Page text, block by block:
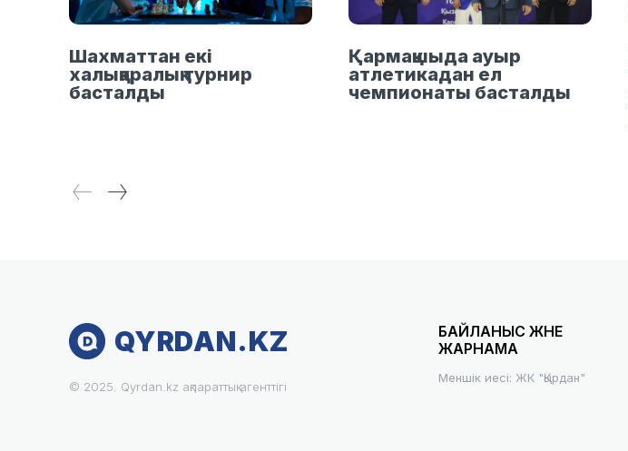
Шахматтан екі
халықаралық турнир
басталды
Қармақшыда ауыр
атлетикадан ел
чемпионаты басталды
QYRDAN.KZ
© 2025. Qyrdan.kz ақпараттық агенттігі
БАЙЛАНЫС ЖӘНЕ
ЖАРНАМА
Меншік иесі: ЖК "Қырдан"